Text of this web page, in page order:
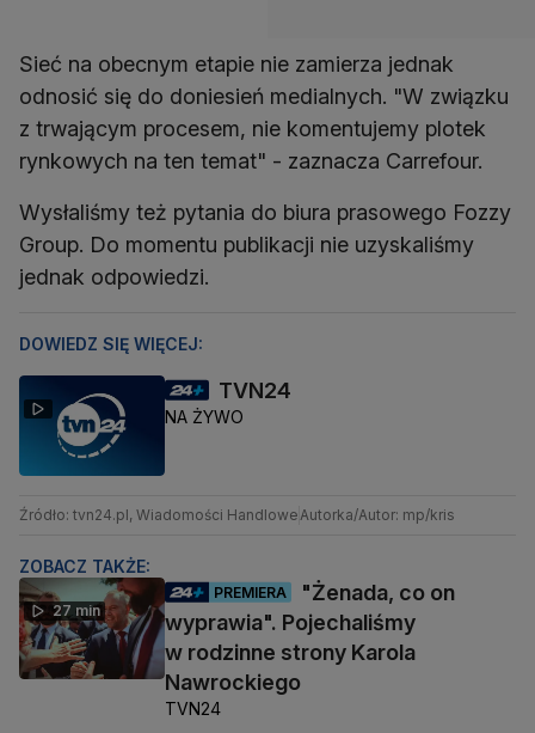
Sieć na obecnym etapie nie zamierza jednak
odnosić się do doniesień medialnych. "W związku
z trwającym procesem, nie komentujemy plotek
rynkowych na ten temat" - zaznacza Carrefour.
Wysłaliśmy też pytania do biura prasowego Fozzy
Group. Do momentu publikacji nie uzyskaliśmy
jednak odpowiedzi.
DOWIEDZ SIĘ WIĘCEJ:
TVN24
NA ŻYWO
Źródło: tvn24.pl, Wiadomości HandloweAutorka/Autor: mp/kris
ZOBACZ TAKŻE:
27 min
PREMIERA
"Żenada, co on
wyprawia". Pojechaliśmy
w rodzinne strony Karola
Nawrockiego
TVN24